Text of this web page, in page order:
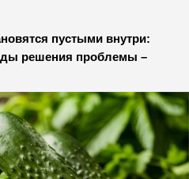
пустыми внутри:
решения проблемы –